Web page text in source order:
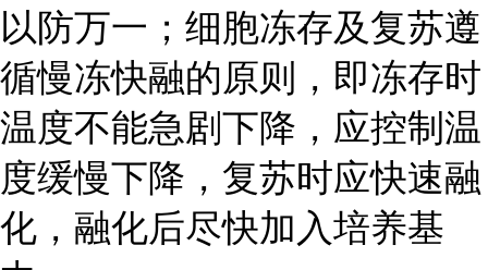
以防万一；细胞冻存及复苏遵
循慢冻快融的原则，即冻存时
温度不能急剧下降，应控制温
度缓慢下降，复苏时应快速融
化，融化后尽快加入培养基